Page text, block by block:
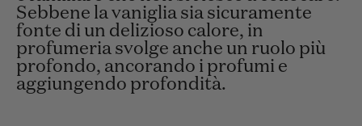
Sebbene la vaniglia sia sicuramente
fonte di un delizioso calore, in
profumeria svolge anche un ruolo più
profondo, ancorando i profumi e
aggiungendo profondità.